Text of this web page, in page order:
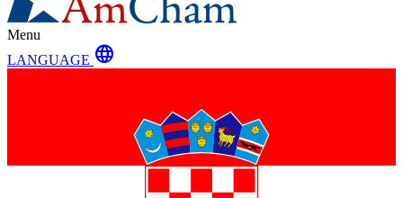
Menu
LANGUAGE language